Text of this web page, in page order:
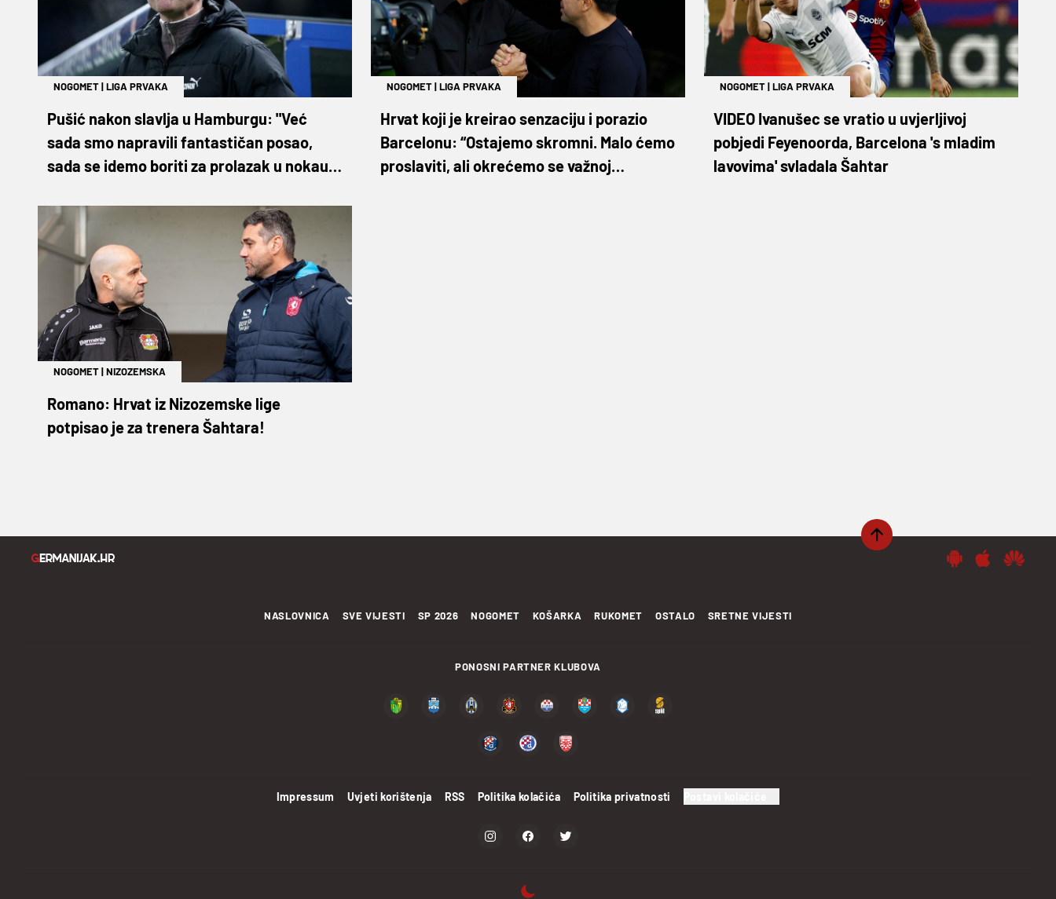
NOGOMET|LIGA PRVAKA
Pušić nakon slavlja u Hamburgu: "Već
sada smo napravili fantastičan posao,
sada se idemo boriti za prolazak u nokaut
NOGOMET|LIGA PRVAKA
Hrvat koji je kreirao senzaciju i porazio
Barcelonu: “Ostajemo skromni. Malo ćemo
proslaviti, ali okrećemo se važnoj
NOGOMET|LIGA PRVAKA
VIDEO Ivanušec se vratio u uvjerljivoj
pobjedi Feyenoorda, Barcelona 's mladim
lavovima' svladala Šahtar
NOGOMET|NIZOZEMSKA
Romano: Hrvat iz Nizozemske lige
potpisao je za trenera Šahtara!
NASLOVNICA SVE VIJESTI SP 2026 NOGOMET KOŠARKA RUKOMET OSTALO SRETNE VIJESTI
PONOSNI PARTNER KLUBOVA
Impressum Uvjeti korištenja RSS Politika kolačića Politika privatnosti